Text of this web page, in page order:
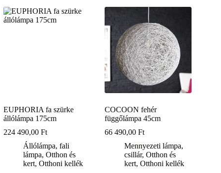
EUPHORIA fa szürke
állólámpa 175cm
224 490,00Ft
Állólámpa, fali
lámpa,Otthon és
kert,Otthoni kellék
COCOON fehér
függőlámpa 45cm
66 490,00Ft
Mennyezeti lámpa,
csillár,Otthon és
kert,Otthoni kellék